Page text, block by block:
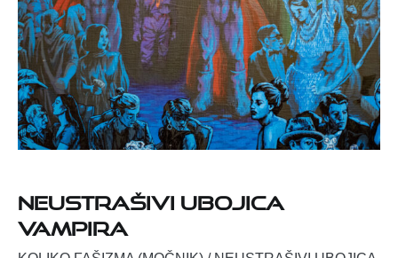
Neustrašivi ubojica
vampira